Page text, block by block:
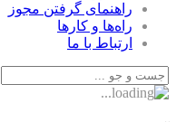
راهنمای گرفتن مجوز
راه‌ها و كارها
ارتباط با ما